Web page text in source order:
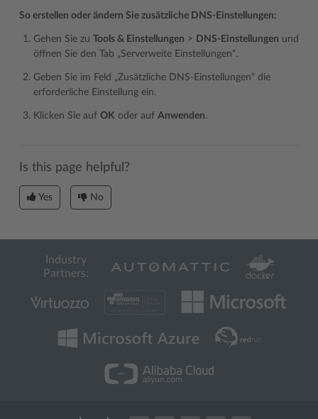
So erstellen oder ändern Sie zusätzliche DNS-Einstellungen:
Gehen Sie zu Tools & Einstellungen > DNS-Einstellungen und
öffnen Sie den Tab „Serverweite Einstellungen“.
Geben Sie im Feld „Zusätzliche DNS-Einstellungen“ die
erforderliche Einstellung ein.
Klicken Sie auf OK oder auf Anwenden.
Is this page helpful?
Yes No
Industry
Partners: